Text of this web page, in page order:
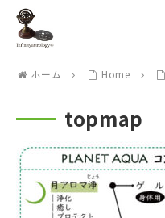
ホーム Home
topmap